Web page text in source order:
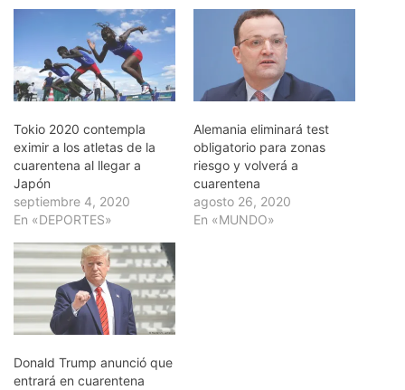
Tokio 2020 contempla
eximir a los atletas de la
cuarentena al llegar a
Japón
septiembre 4, 2020
En «DEPORTES»
Alemania eliminará test
obligatorio para zonas
riesgo y volverá a
cuarentena
agosto 26, 2020
En «MUNDO»
Donald Trump anunció que
entrará en cuarentena